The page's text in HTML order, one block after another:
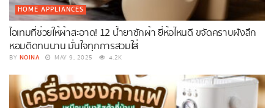
HOME APPLIANCES
ไอเทมที่ช่วยให้ผ้าสะอาด! 12 น้ำยาซักผ้า ยี่ห้อไหนดี ขจัดคราบฝังลึก
หอมติดทนนาน มั่นใจทุกการสวมใส่
BY NOINA MAY 9, 2025 4.2K